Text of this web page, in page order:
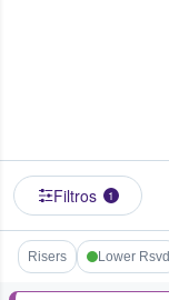
Filtros 1
Risers Lower Rsvd